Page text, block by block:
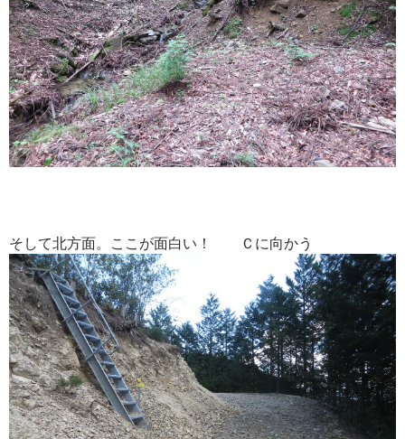
そして北方面。ここが面白い！ Ｃに向かう